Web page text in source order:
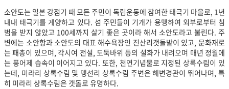
소안도는 일본 강점기 때 모든 주민이 독립운동에 참여한 태극기 마을로, 1년
내내 태극기를 게양하고 있다. 섬 주민들이 기개가 용맹하여 외부로부터 침
범을 받지 않았고 100세까지 살기 좋은 곳이라 해서 소안도라고 불린다. 주
변에는 소안항과 소안도의 대표 해수욕장인 진산리갯돌밭이 있고, 문화재로
는 패총이 있으며, 각시여 전설, 도둑바위 등의 설화가 내려오며 매년 정월에
는 풍어제 습속이 이어지고 있다. 또한, 천연기념물로 지정된 상록수림이 있
는데, 미라리 상록수림 및 맹선리 상록수림 주변은 해변경관이 뛰어나며, 특
히 미라리 상록수림은 갯돌로 유명하다.